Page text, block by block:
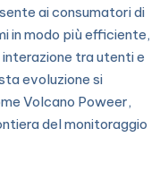
ai consumatori di
in modo più efficiente,
tra utenti e
evoluzione si
Volcano Poweer,
del monitoraggio